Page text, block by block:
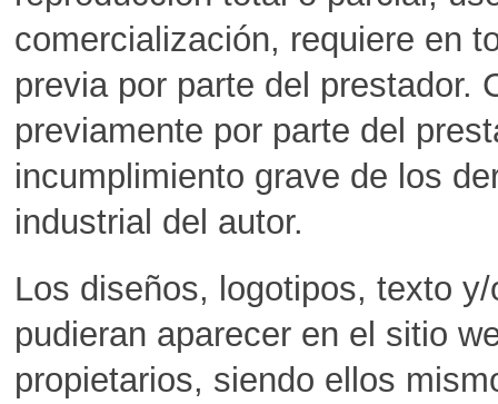
comercialización, requiere en
previa por parte del prestador.
previamente por parte del
incumplimiento grave de los
industrial del autor.
Los diseños, logotipos, texto
pudieran aparecer en el sitio
propietarios, siendo ellos